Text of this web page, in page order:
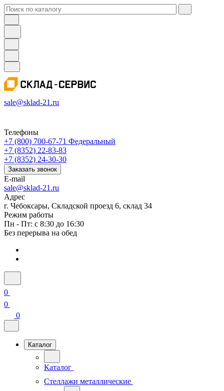
sale@sklad-21.ru
Телефоны
+7 (800) 700-67-71 Федеральный
+7 (8352) 22-83-83
+7 (8352) 24-30-30
Заказать звонок
E-mail
sale@sklad-21.ru
Адрес
г. Чебоксары, Складской проезд 6, склад 34
Режим работы
Пн - Пт: с 8:30 до 16:30
Без перерыва на обед
0
0
0
Каталог
Каталог
Стеллажи металлические